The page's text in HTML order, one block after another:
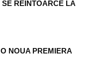
REINTOARCE LA
NOUA PREMIERA